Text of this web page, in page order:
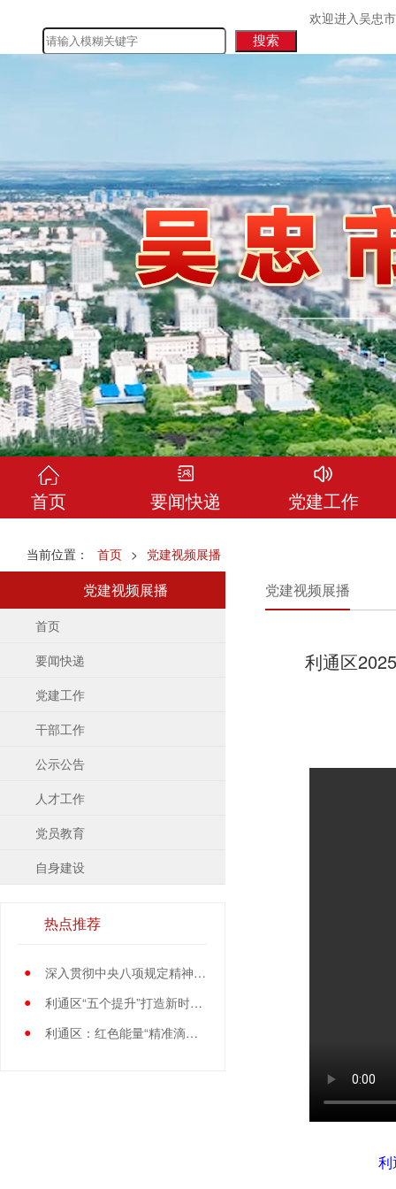
欢迎进入吴忠
首页 要闻快递 党建工作
当前位置： 首页 > 党建视频展播
党建视频展播
首页
要闻快递
党建工作
干部工作
公示公告
人才工作
党员教育
自身建设
热点推荐
●
深入贯彻中央八项规定精神学习教育中央指导组暨中央层面工作专班总结会议召开
●
利通区“五个提升”打造新时代党员先锋队伍
●
利通区：红色能量“精准滴灌”基层党员
党建视频展播
利通区
利